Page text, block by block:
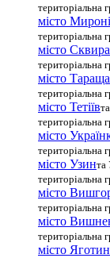
територіальна
місто
територіальна
місто Сквира
територіальна
місто Тараща
територіальна
місто Тетіїв
територіальна
місто
територіальна
місто Узинта
територіальна
місто
територіальна
місто
територіальна
місто Яготин